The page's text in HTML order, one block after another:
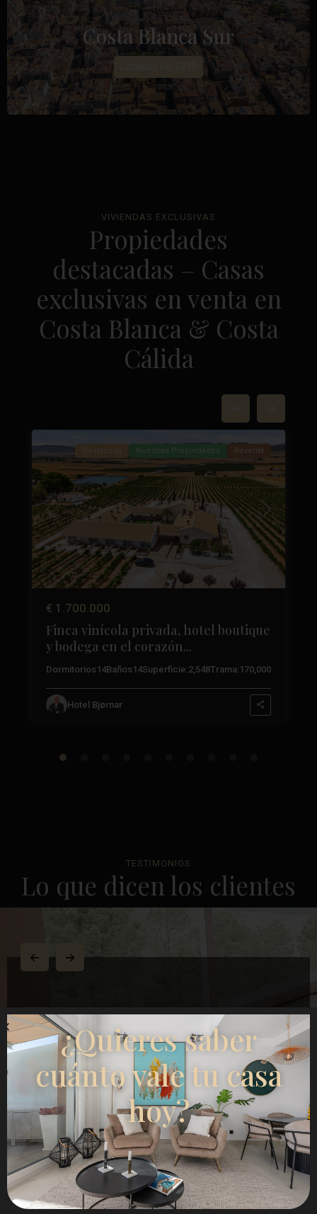
Costa Blanca Sur
VIVIENDAS EXCLUSIVAS
Propiedades
destacadas – Casas
exclusivas en venta en
Costa Blanca & Costa
Cálida
Anterior Próximo
Destacada Nuestras Propiedades Reventa
€ 1.700.000
Finca vinícola privada, hotel boutique
y bodega en el corazón...
Dormitorios 14Baños 14Superficie:2,548Trama: 170,000
Hotel Bjørnar
TESTIMONIOS
Lo que dicen los clientes
I sold my villa and bought an apartment though
Esentya Estate agents in La Mata, I had the
pleasure of meeting their agent Christina Dahl who I
found very approachable and professional, she
listened to my concerns along with what I hoped to
buy, needless to say she delivered on both and now
I have a beautiful apartment to which I'm eternally
grateful for, I would certainly recommend Esentya
and (Christina Dahl) if I was thinking about selling
or buying a property in Spain.
One happy customer. James
¿Quieres saber
cuánto vale tu casa
hoy?